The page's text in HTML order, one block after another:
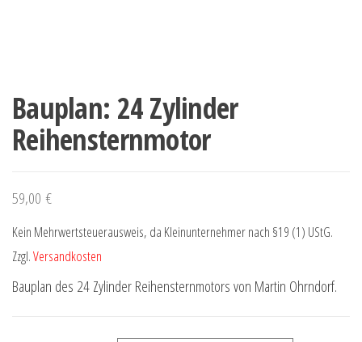
Bauplan: 24 Zylinder
Reihensternmotor
59,00 €
Kein Mehrwertsteuerausweis, da Kleinunternehmer nach §19 (1) UStG.
Zzgl.Versandkosten
Bauplan des 24 Zylinder Reihensternmotors von Martin Ohrndorf.